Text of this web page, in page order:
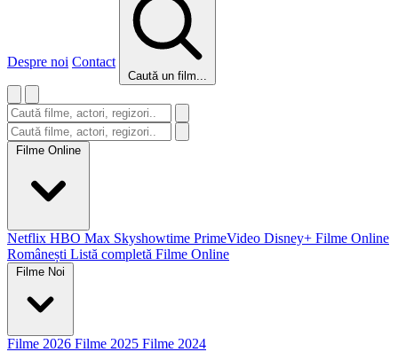
Despre noi Contact
Caută un film...
Filme Online
Netflix HBO Max Skyshowtime PrimeVideo Disney+ Filme Online
Românești Listă completă Filme Online
Filme Noi
Filme 2026 Filme 2025 Filme 2024